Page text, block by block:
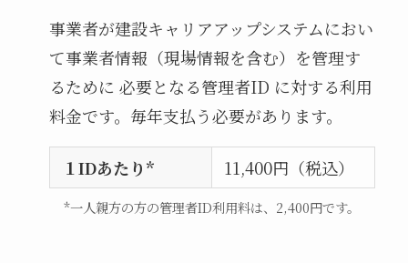
事業者が建設キャリアアップシステムにおい
て事業者情報（現場情報を含む）を管理す
るために 必要となる管理者ID に対する利用
料金です。毎年支払う必要があります。
１IDあたり* 11,400円（税込）
*一人親方の方の管理者ID利用料は、2,400円です。